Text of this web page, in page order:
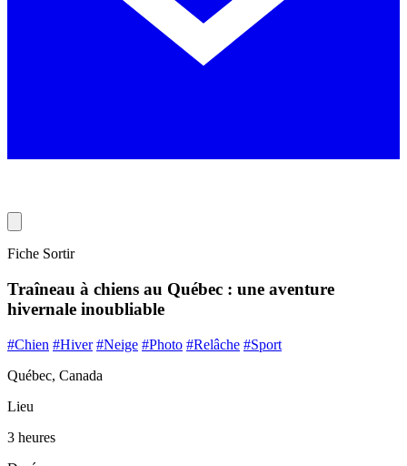
Fiche Sortir
Traîneau à chiens au Québec : une aventure
hivernale inoubliable
#Chien #Hiver #Neige #Photo #Relâche #Sport
Québec, Canada
Lieu
3 heures